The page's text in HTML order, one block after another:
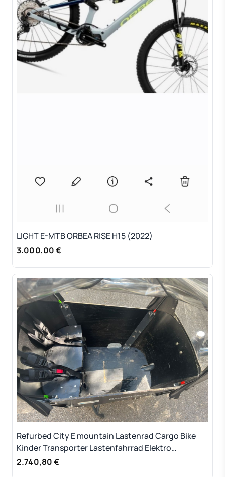
LIGHT E-MTB ORBEA RISE H15 (2022)
3.000,00 €
Refurbed City E mountain Lastenrad Cargo Bike
Kinder Transporter Lastenfahrrad Elektro
Transporter
2.740,80 €